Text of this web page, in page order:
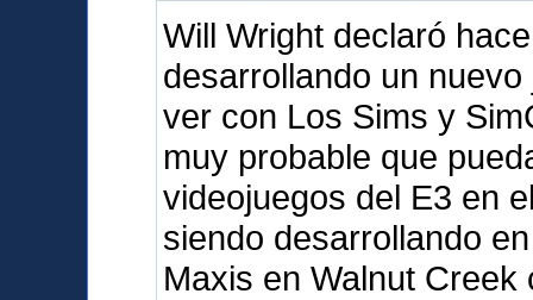
Will Wright declaró
desarrollando un
ver con Los Sims y
muy probable que
videojuegos del E3 en
siendo desarrollando
Maxis en Walnut